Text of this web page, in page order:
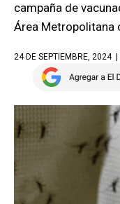
campaña de
Área Metropolitana
24 DE SEPTIEMBRE, 2024